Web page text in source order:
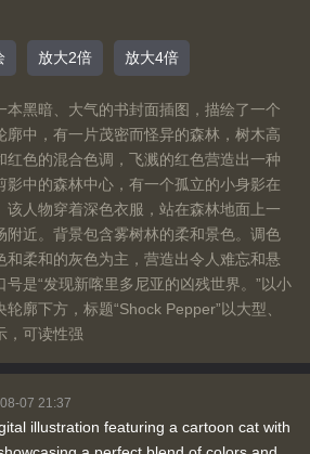
放大2倍 放大4倍
本黑暗、大气的书封面插图，描绘了一个
廓中，有一片茂密而怪异的森林，树木高
红色的混合色调，飞溅的红色营造出一种
影中的森林中心，有一个孤立的小身影在
该人物穿着深色衣服，站在森林地面上一
附近。背景包含雾树林的柔和景色。调色
和柔和的灰色为主，营造出令人难忘和悬
是“发现新喀里多尼亚的凶残世界。”以小
廓下方，标题“Shock Pepper”以大型、
，可读性强
07 21:37
illustration featuring a cartoon cat with